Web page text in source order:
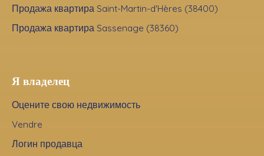
Продажа квартира Saint-Martin-d'Hères (38400)
Продажа квартира Sassenage (38360)
Я владелец
Оцените свою недвижимость
Vendre
Логин продавца